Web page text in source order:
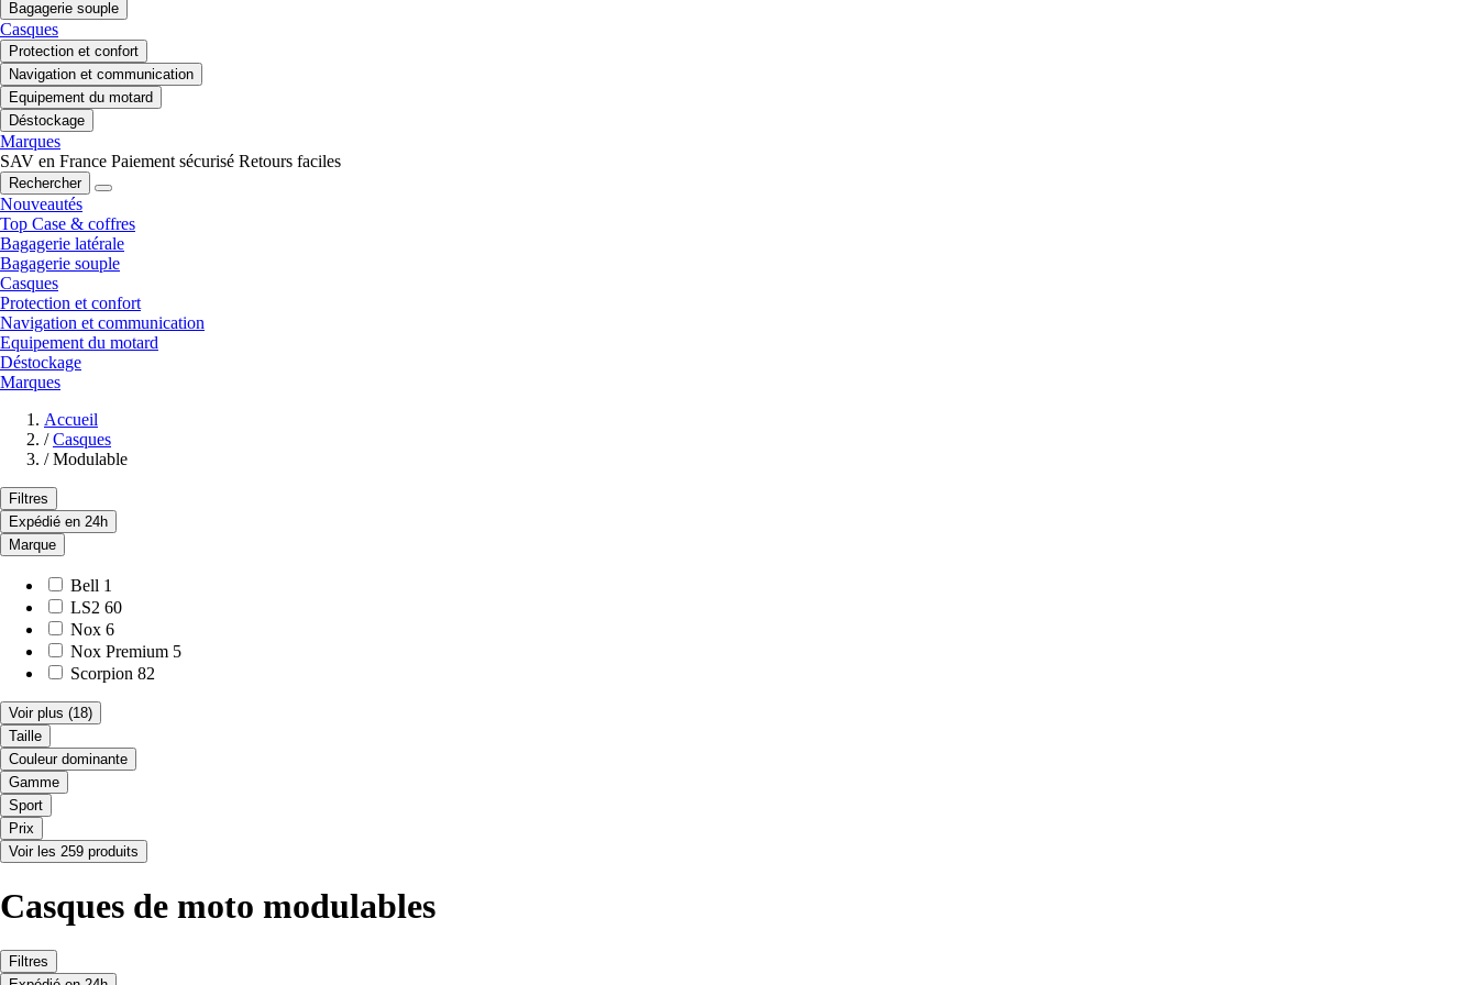
Bagagerie souple
Casques
Protection et confort
Navigation et communication
Equipement du motard
Déstockage
Marques
SAV en France Paiement sécurisé Retours faciles
Rechercher
Nouveautés
Top Case & coffres
Bagagerie latérale
Bagagerie souple
Casques
Protection et confort
Navigation et communication
Equipement du motard
Déstockage
Marques
Accueil
/ Casques
/ Modulable
Filtres
Expédié en 24h
Marque
Bell 1
LS2 60
Nox 6
Nox Premium 5
Scorpion 82
Voir plus (18)
Taille
Couleur dominante
Gamme
Sport
Prix
Voir les 259 produits
Casques de moto modulables
Filtres